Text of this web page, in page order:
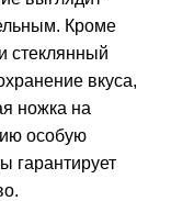
Кроме
стеклянный
вкуса,
ножка на
особую
гарантирует